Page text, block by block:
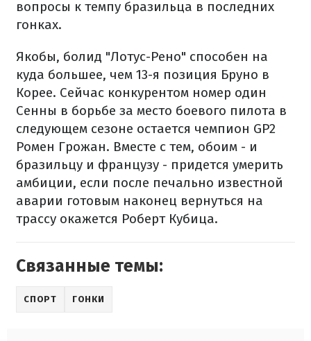
вопросы к темпу бразильца в последних
гонках.
Якобы, болид "Лотус-Рено" способен на
куда большее, чем 13-я позиция Бруно в
Корее. Сейчас конкурентом номер один
Сенны в борьбе за место боевого пилота в
следующем сезоне остается чемпион GP2
Ромен Грожан. Вместе с тем, обоим - и
бразильцу и французу - придется умерить
амбиции, если после печально известной
аварии готовым наконец вернуться на
трассу окажется Роберт Кубица.
Связанные темы:
СПОРТ ГОНКИ